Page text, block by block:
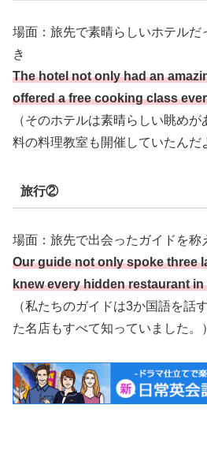
場面：旅先で素晴らしいホテルだ
き
The hotel not only had an
offered a free cooking class
（そのホテルは素晴らしい眺め
料の料理教室も開催していたんだ
旅行②
場面：旅先で出会ったガイドを称
Our guide not only spoke three
knew every hidden restaurant in
（私たちのガイドは3か国語を話
た名店もすべて知っていました。）